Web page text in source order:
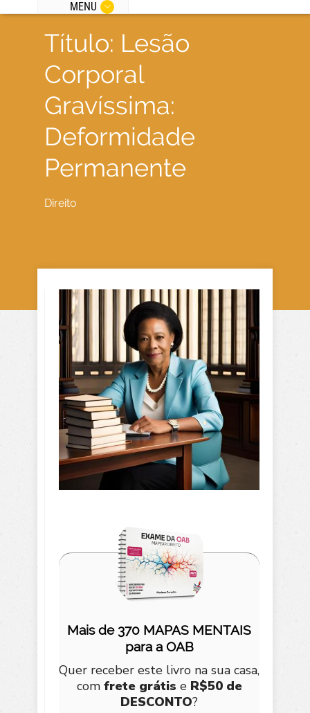
MENU
Título: Lesão
Corporal
Gravíssima:
Deformidade
Permanente
Direito
Mais de 370 MAPAS MENTAIS
para a OAB
Quer receber este livro na sua casa,
com frete grátis e R$50 de
DESCONTO?